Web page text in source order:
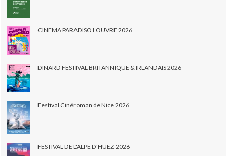
CINEMA PARADISO LOUVRE 2026
DINARD FESTIVAL BRITANNIQUE & IRLANDAIS 2026
Festival Cinéroman de Nice 2026
FESTIVAL DE L'ALPE D'HUEZ 2026